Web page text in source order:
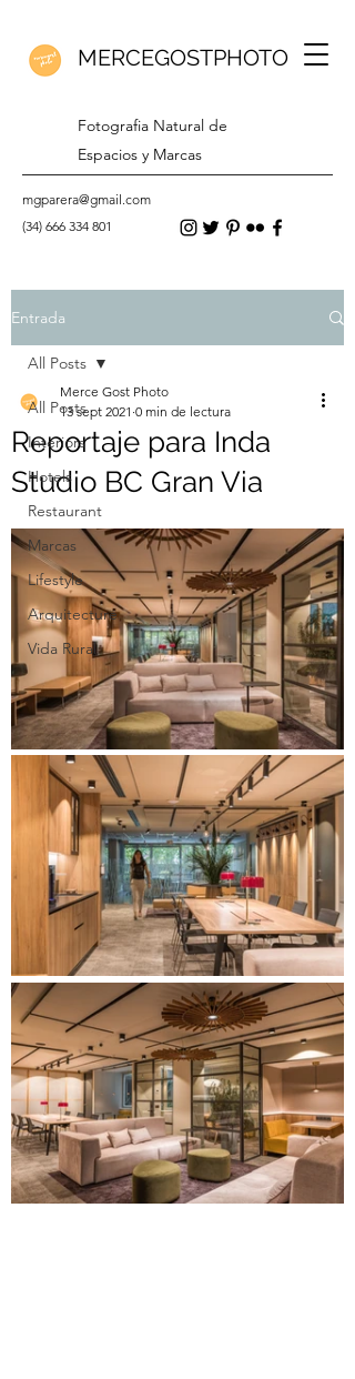
MERCEGOSTPHOTO
Fotografia Natural de
Espacios y Marcas
mgparera@gmail.com
(34) 666 334 801
Entrada
All Posts
Interiors
Hotels
Restaurant
Marcas
Lifestyle
Arquitecture
Vida Rural
All Posts
Reportaje para Inda
Studio BC Gran Via
Merce Gost Photo
13 sept 2021 0 min de lectura